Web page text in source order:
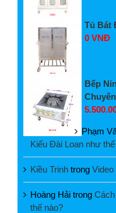
Tủ Bát
0 VNĐ
Bếp
Phạm
Kiểu Đài Loan như
Kiều Trinh trong Video
Hoàng Hải trong
thế nào?